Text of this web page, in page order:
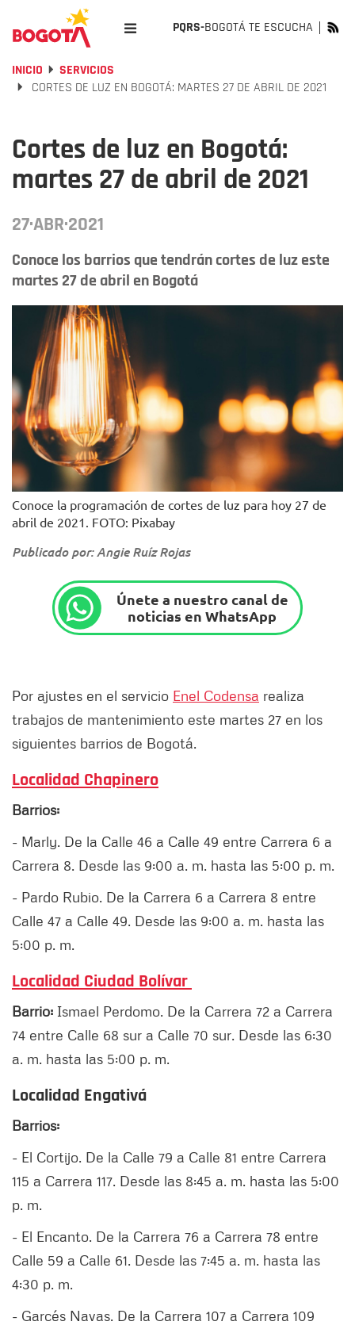
PQRS-BOGOTÁ TE ESCUCHA
INICIO
SERVICIOS
CORTES DE LUZ EN BOGOTÁ: MARTES 27 DE ABRIL DE 2021
Cortes de luz en Bogotá:
martes 27 de abril de 2021
27·ABR·2021
Conoce los barrios que tendrán cortes de luz este
martes 27 de abril en Bogotá
Conoce la programación de cortes de luz para hoy 27 de
abril de 2021. FOTO: Pixabay
Publicado por: Angie Ruíz Rojas
Únete a nuestro canal de
noticias en WhatsApp
Por ajustes en el servicio Enel Codensa realiza
trabajos de mantenimiento este martes 27 en los
siguientes barrios de Bogotá.
Localidad Chapinero
Barrios:
- Marly. De la Calle 46 a Calle 49 entre Carrera 6 a
Carrera 8. Desde las 9:00 a. m. hasta las 5:00 p. m.
- Pardo Rubio. De la Carrera 6 a Carrera 8 entre
Calle 47 a Calle 49. Desde las 9:00 a. m. hasta las
5:00 p. m.
Localidad Ciudad Bolívar
Barrio: Ismael Perdomo. De la Carrera 72 a Carrera
74 entre Calle 68 sur a Calle 70 sur. Desde las 6:30
a. m. hasta las 5:00 p. m.
Localidad Engativá
Barrios:
- El Cortijo. De la Calle 79 a Calle 81 entre Carrera
115 a Carrera 117. Desde las 8:45 a. m. hasta las 5:00
p. m.
- El Encanto. De la Carrera 76 a Carrera 78 entre
Calle 59 a Calle 61. Desde las 7:45 a. m. hasta las
4:30 p. m.
- Garcés Navas. De la Carrera 107 a Carrera 109